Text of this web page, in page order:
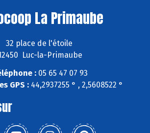
La Primaube
32 place de l'étoile
Luc-la-Primaube
: 05 65 47 07 93
GPS : 44,2937255 ° , 2,5608522 °